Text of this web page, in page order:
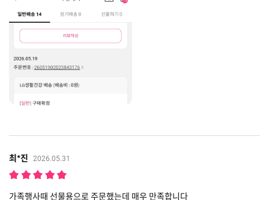
최*진 2026.05.31
가족행사때 선물용으로 주문했는데 매우 만족합니다